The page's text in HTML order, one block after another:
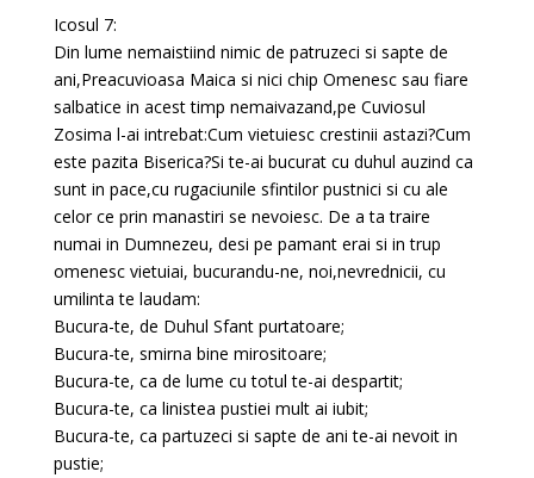
Icosul 7:
Din lume nemaistiind nimic de patruzeci si sapte de
ani,Preacuvioasa Maica si nici chip Omenesc sau fiare
salbatice in acest timp nemaivazand,pe Cuviosul
Zosima l-ai intrebat:Cum vietuiesc crestinii astazi?Cum
este pazita Biserica?Si te-ai bucurat cu duhul auzind ca
sunt in pace,cu rugaciunile sfintilor pustnici si cu ale
celor ce prin manastiri se nevoiesc. De a ta traire
numai in Dumnezeu, desi pe pamant erai si in trup
omenesc vietuiai, bucurandu-ne, noi,nevrednicii, cu
umilinta te laudam:
Bucura-te, de Duhul Sfant purtatoare;
Bucura-te, smirna bine mirositoare;
Bucura-te, ca de lume cu totul te-ai despartit;
Bucura-te, ca linistea pustiei mult ai iubit;
Bucura-te, ca partuzeci si sapte de ani te-ai nevoit in
pustie;